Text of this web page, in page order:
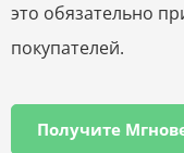
это обязательно
покупателей.
Получите